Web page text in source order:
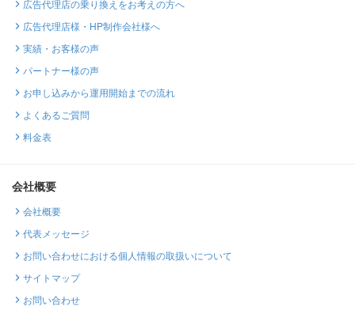
広告代理店の乗り換えをお考えの方へ
広告代理店様・HP制作会社様へ
実績・お客様の声
パートナー様の声
お申し込みから運用開始までの流れ
よくあるご質問
料金表
会社概要
会社概要
代表メッセージ
お問い合わせにおける個人情報の取扱いについて
サイトマップ
お問い合わせ